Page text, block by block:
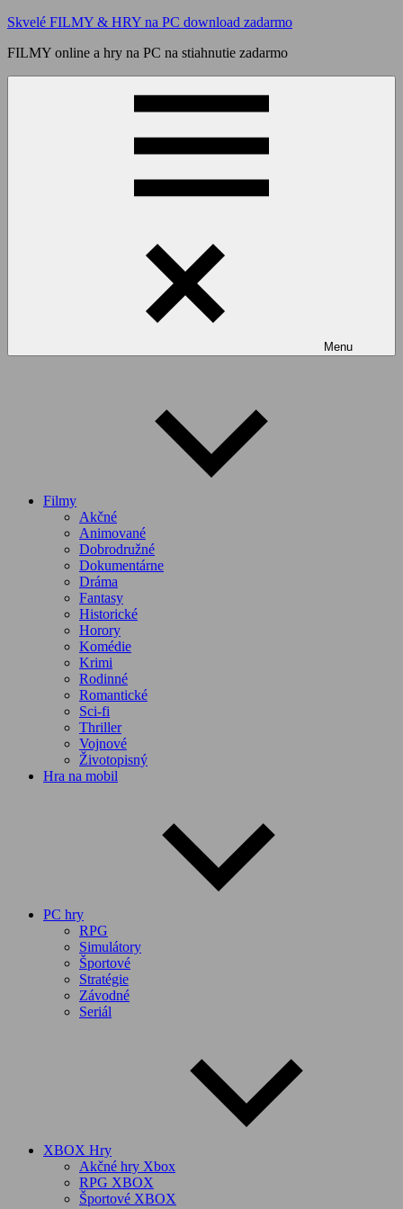
Skip
content
Skvelé FILMY & HRY na PC download zadarmo
FILMY online a hry na PC na stiahnutie zadarmo
Menu
Filmy
Akčné
Animované
Dobrodružné
Dokumentárne
Dráma
Fantasy
Historické
Horory
Komédie
Krimi
Rodinné
Romantické
Sci-fi
Thriller
Vojnové
Životopisný
Hra na mobil
PC hry
RPG
Simulátory
Športové
Stratégie
Závodné
Seriál
XBOX Hry
Akčné hry Xbox
RPG XBOX
Športové XBOX